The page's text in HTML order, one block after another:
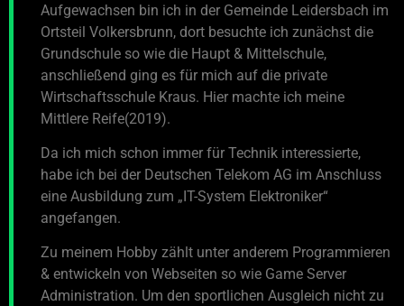
Aufgewachsen bin ich in der Gemeinde Leidersbach im
Ortsteil Volkersbrunn, dort besuchte ich zunächst die
Grundschule so wie die Haupt & Mittelschule,
anschließend ging es für mich auf die private
Wirtschaftsschule Kraus. Hier machte ich meine
Mittlere Reife(2019).
Da ich mich schon immer für Technik interessierte,
habe ich bei der Deutschen Telekom AG im Anschluss
eine Ausbildung zum „IT-System Elektroniker“
angefangen.
Zu meinem Hobby zählt unter anderem Programmieren
& entwickeln von Webseiten so wie Game Server
Administration. Um den sportlichen Ausgleich nicht zu